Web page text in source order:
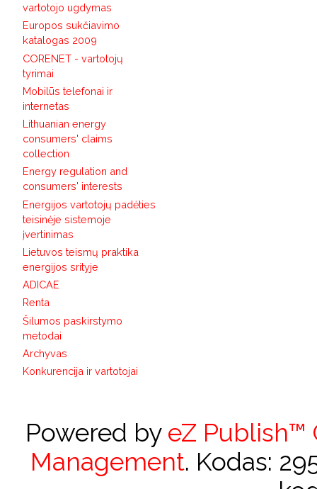
vartotojo ugdymas
Europos sukčiavimo
katalogas 2009
CORENET - vartotojų
tyrimai
Mobilūs telefonai ir
internetas
Lithuanian energy
consumers' claims
collection
Energy regulation and
consumers' interests
Energijos vartotojų padėties
teisinėje sistemoje
įvertinimas
Lietuvos teismų praktika
energijos srityje
ADICAE
Renta
Šilumos paskirstymo
metodai
Archyvas
Konkurencija ir vartotojai
Powered by eZ Publish™
Management. Kodas: